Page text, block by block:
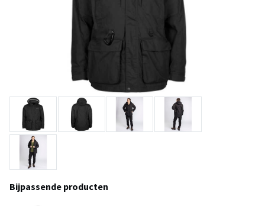
Bijpassende producten